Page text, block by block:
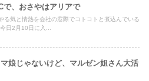
で、おさやはアリアで
る気と情熱を会社の窓際でコトコトと煮込んでいる
日2月10日に入...
娘じゃないけど、マルゼン姐さん大活